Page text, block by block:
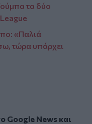
τα δύο
«Παλιά
τώρα υπάρχει
Google Newsκαι